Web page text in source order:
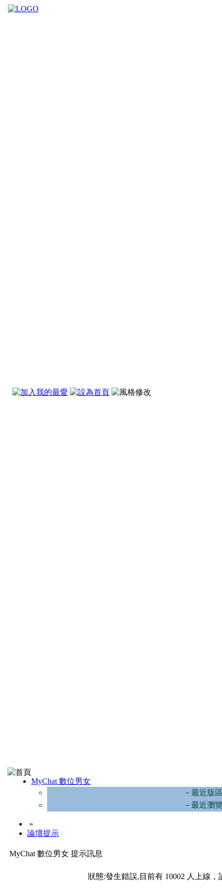
MyChat 數位男女
－最近版
－最近瀏
»
論壇提示
MyChat 數位男女 提示訊息
狀態:發生錯誤,目前有 10002 人上線